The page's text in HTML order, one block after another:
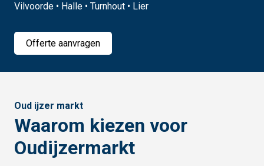
Vilvoorde • Halle • Turnhout • Lier
Offerte aanvragen
Oud ijzer markt
Waarom kiezen voor
Oudijzermarkt